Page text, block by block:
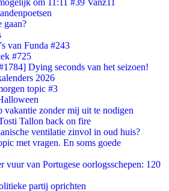
om 11:11 #39 Vanz11
gaan?
van Funda #243
#725
Dying seconds van het seizoen!
2026
topic #3
vakantie zonder mij uit te nodigen
Tallon back on fire
ventilatie zinvol in oud huis?
met vragen. En soms goede
vuur van Portugese oorlogsschepen: 120
partij oprichten